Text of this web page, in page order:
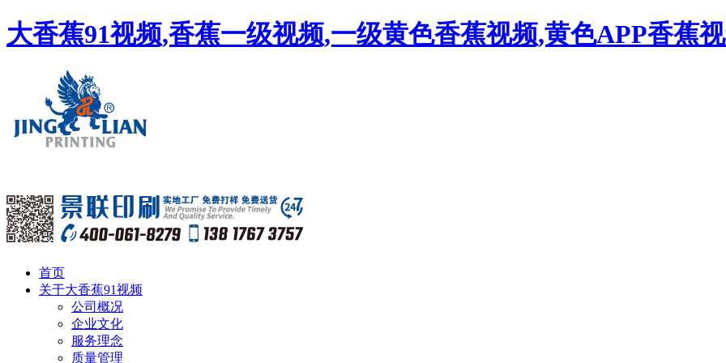
大香蕉91视频,香蕉一级视频,一级黄色香蕉视频,黄色APP香蕉
首页
关于大香蕉91视频
公司概况
企业文化
服务理念
质量管理